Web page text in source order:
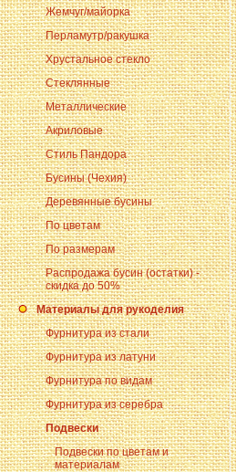
Жемчуг/майорка
Перламутр/ракушка
Хрустальное стекло
Стеклянные
Металлические
Акриловые
Стиль Пандора
Бусины (Чехия)
Деревянные бусины
По цветам
По размерам
Распродажа бусин (остатки) -
скидка до 50%
Материалы для рукоделия
Фурнитура из стали
Фурнитура из латуни
Фурнитура по видам
Фурнитура из серебра
Подвески
Подвески по цветам и
материалам